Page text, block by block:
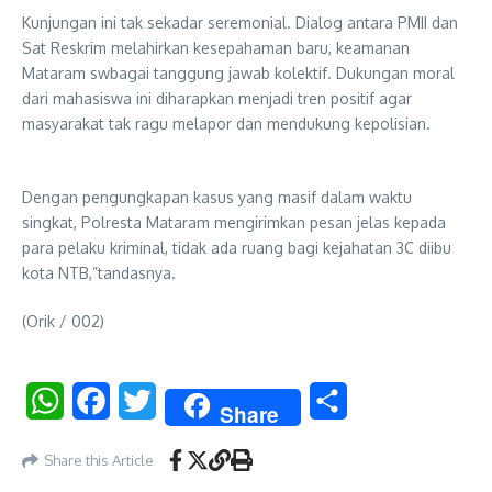
Kunjungan ini tak sekadar seremonial. Dialog antara PMII dan
Sat Reskrim melahirkan kesepahaman baru, keamanan
Mataram swbagai tanggung jawab kolektif. Dukungan moral
dari mahasiswa ini diharapkan menjadi tren positif agar
masyarakat tak ragu melapor dan mendukung kepolisian.
Dengan pengungkapan kasus yang masif dalam waktu
singkat, Polresta Mataram mengirimkan pesan jelas kepada
para pelaku kriminal, tidak ada ruang bagi kejahatan 3C diibu
kota NTB,”tandasnya.
(Orik / 002)
WhatsAppFacebookTwitter Share
Share this Article